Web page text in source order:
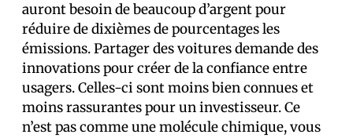
auront besoin de beaucoup d’argent pour
réduire de dixièmes de pourcentages les
émissions. Partager des voitures demande des
innovations pour créer de la confiance entre
usagers. Celles-ci sont moins bien connues et
moins rassurantes pour un investisseur. Ce
n’est pas comme une molécule chimique, vous